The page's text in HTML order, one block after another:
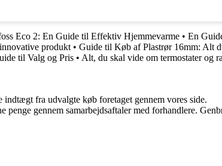
Eco 2: En Guide til Effektiv Hjemmevarme • En
produkt • Guide til Køb af Plastrør 16mm: Alt
til Valg og Pris • Alt, du skal vide om termostater og
fra udvalgte køb foretaget gennem vores side.
gennem samarbejdsaftaler med forhandlere.